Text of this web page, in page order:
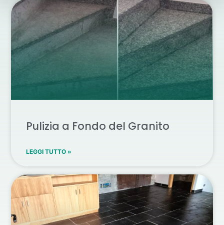
Pulizia a Fondo del Granito
LEGGI TUTTO »